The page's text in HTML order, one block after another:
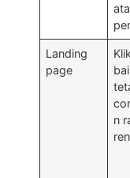
Landing
page
n